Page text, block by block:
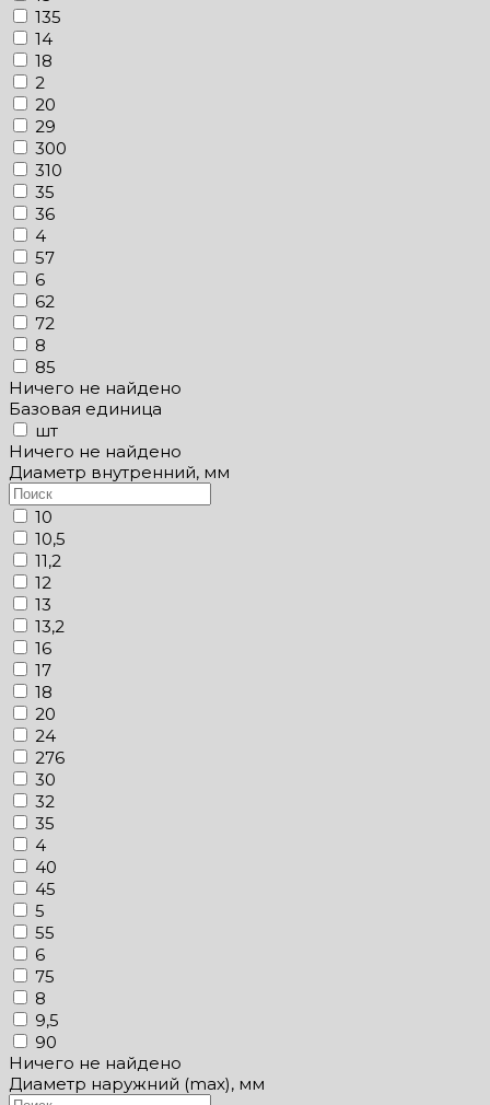
135
14
18
2
20
29
300
310
35
36
4
57
6
62
72
8
85
Ничего не найдено
Базовая единица
шт
Ничего не найдено
Диаметр внутренний, мм
10
10,5
11,2
12
13
13,2
16
17
18
20
24
276
30
32
35
4
40
45
5
55
6
75
8
9,5
90
Ничего не найдено
Диаметр наружний (max), мм